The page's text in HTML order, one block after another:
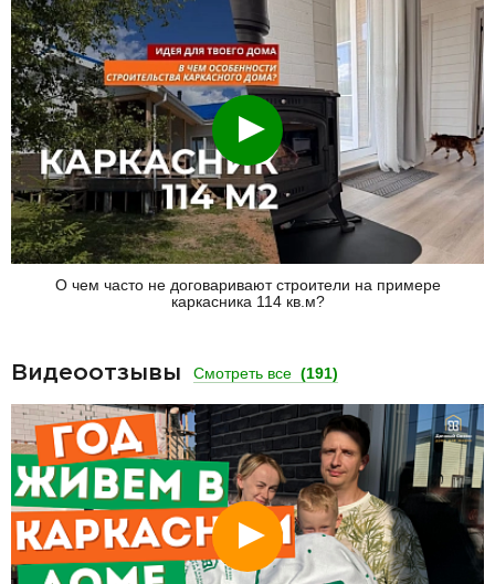
Смотреть
О чем часто не договаривают строители на примере
каркасника 114 кв.м?
Видеоотзывы Смотреть все (191)
Смотреть